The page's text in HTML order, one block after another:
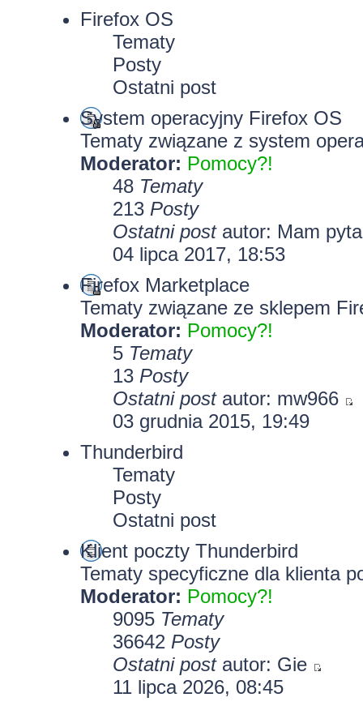
Firefox OS
Tematy
Posty
Ostatni post
System operacyjny Firefox OS
Tematy związane z system
Moderator: Pomocy?!
48 Tematy
213 Posty
Ostatni postautor: Mam
04 lipca 2017, 18:53
Firefox Marketplace
Tematy związane ze sklepem
Moderator: Pomocy?!
5 Tematy
13 Posty
Ostatni postautor: mw966
03 grudnia 2015, 19:49
Thunderbird
Tematy
Posty
Ostatni post
Klient poczty Thunderbird
Tematy specyficzne dla klienta
Moderator: Pomocy?!
9095 Tematy
36642 Posty
Ostatni postautor: Gie
11 lipca 2026, 08:45